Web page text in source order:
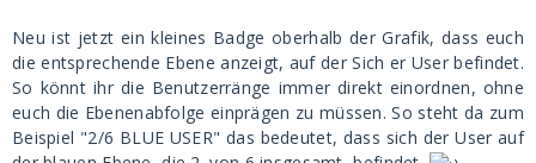
Neu ist jetzt ein kleines Badge oberhalb der Grafik, dass euch
die entsprechende Ebene anzeigt, auf der Sich er User befindet.
So könnt ihr die Benutzerränge immer direkt einordnen, ohne
euch die Ebenenabfolge einprägen zu müssen. So steht da zum
Beispiel "2/6 BLUE USER" das bedeutet, dass sich der User auf